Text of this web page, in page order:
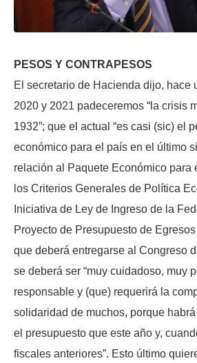
PESOS Y CONTRAPESOS
El secretario de Hacienda dijo, hace
2020 y 2021 padeceremos “la crisis
1932”; que el actual “es casi (sic) el
económico para el país en el último
relación al Paquete Económico para
los Criterios Generales de Política
Iniciativa de Ley de Ingreso de la
Proyecto de Presupuesto de
que deberá entregarse al Congreso
se deberá ser “muy cuidadoso, muy
responsable y (que) requerirá la
solidaridad de muchos, porque
el presupuesto que este año y,
fiscales anteriores”. Esto último